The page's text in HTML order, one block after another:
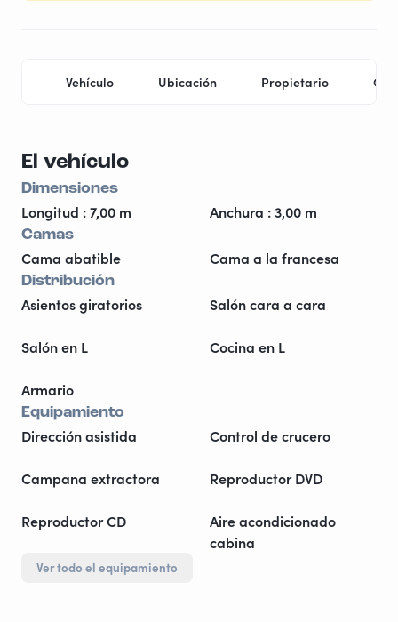
Vehículo Ubicación Propietario
El vehículo
Dimensiones
Longitud : 7,00 m Anchura : 3,00 m
Camas
Cama abatible Cama a la francesa
Distribución
Asientos giratorios Salón cara a cara
Salón en L Cocina en L
Armario
Equipamiento
Dirección asistida Control de crucero
Campana extractora Reproductor DVD
Reproductor CD
Aire acondicionado
cabina
Ver todo el equipamiento